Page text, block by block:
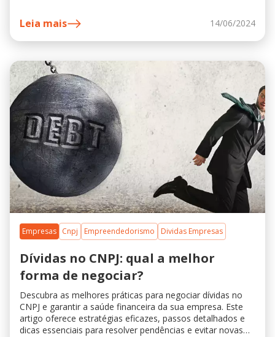
Leia mais 14/06/2024
Empresas Cnpj Empreendedorismo Dividas Empresas
Dívidas no CNPJ: qual a melhor
forma de negociar?
Descubra as melhores práticas para negociar dívidas no
CNPJ e garantir a saúde financeira da sua empresa. Este
artigo oferece estratégias eficazes, passos detalhados e
dicas essenciais para resolver pendências e evitar novas